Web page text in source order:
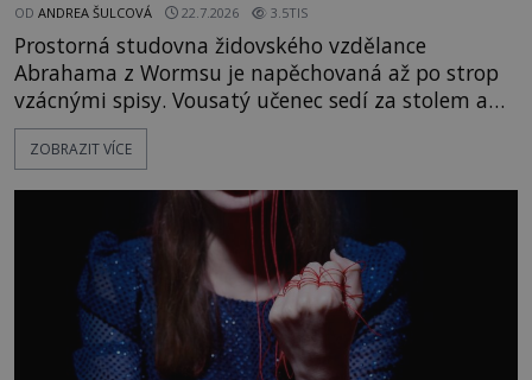
OD ANDREA ŠULCOVÁ 22.7.2026 3.5TIS
Prostorná studovna židovského vzdělance
Abrahama z Wormsu je napěchovaná až po strop
vzácnými spisy. Vousatý učenec sedí za stolem a
před sebou má rozložený jeden z nejzáhadnějších
magických textů. Jde o Abramelinův grimoár, který
kouzla, jak si někteří myslí, nebo jde o pouhou
pověru? Už šest měsíců pobývá
ZOBRAZIT VÍCE